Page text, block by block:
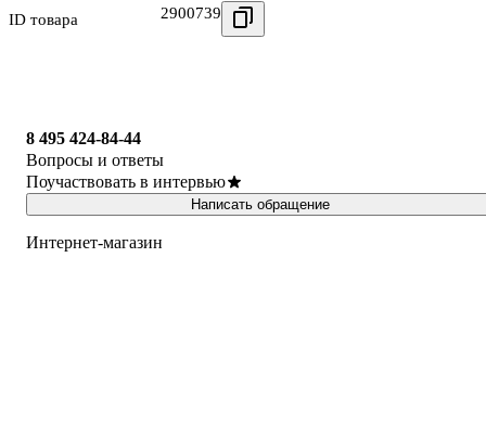
ID товара
2900739
8 495 424-84-44
Вопросы и ответы
Поучаствовать в интервью
Написать обращение
Интернет-магазин